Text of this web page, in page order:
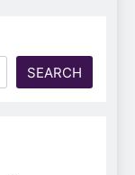
SEARCH